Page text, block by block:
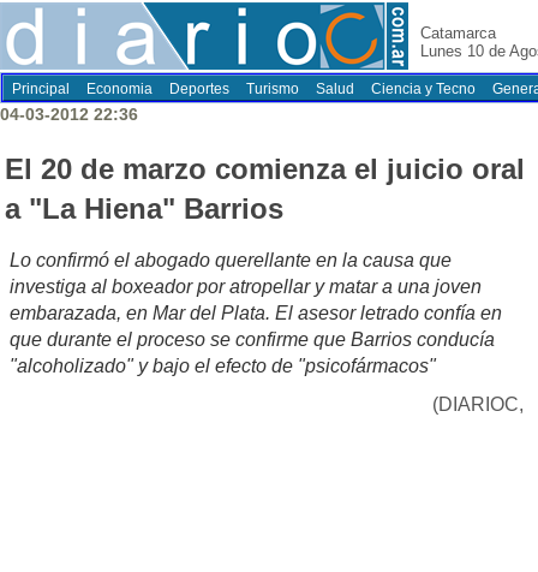
Catamarca
Lunes 10 de
Principal Economia Deportes Turismo Salud Ciencia y Tecno
04-03-2012 22:36
El 20 de marzo comienza el juicio oral
a "La Hiena" Barrios
Lo confirmó el abogado querellante en la causa que
investiga al boxeador por atropellar y matar a una joven
embarazada, en Mar del Plata. El asesor letrado confía en
que durante el proceso se confirme que Barrios conducía
"alcoholizado" y bajo el efecto de "psicofármacos"
(DIARIOC,